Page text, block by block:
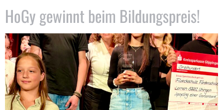
HoGy gewinnt beim Bildungspreis!